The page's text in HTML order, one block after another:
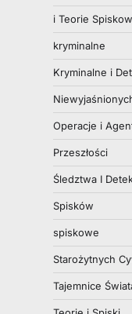
i Teorie
kryminalne
Kryminalne i
Operacje i
Przeszłości
Śledztwa I
Spisków
spiskowe
Starożytnych
Tajemnice